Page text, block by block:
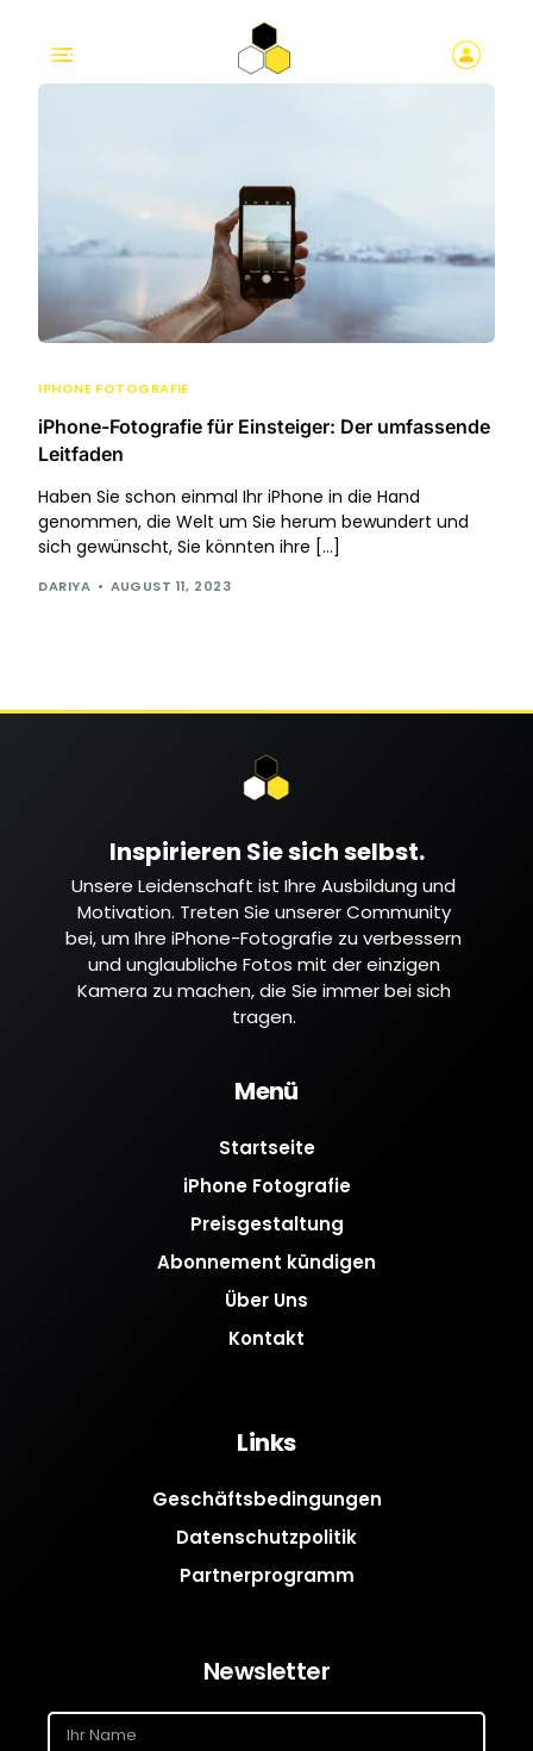
IPHONE FOTOGRAFIE
iPhone-Fotografie für Einsteiger: Der umfassende
Leitfaden
Haben Sie schon einmal Ihr iPhone in die Hand
genommen, die Welt um Sie herum bewundert und
sich gewünscht, Sie könnten ihre […]
DARIYA AUGUST 11, 2023
Inspirieren Sie sich selbst.
Unsere Leidenschaft ist Ihre Ausbildung und
Motivation. Treten Sie unserer Community
bei, um Ihre iPhone-Fotografie zu verbessern
und unglaubliche Fotos mit der einzigen
Kamera zu machen, die Sie immer bei sich
tragen.
Menü
Startseite
iPhone Fotografie
Preisgestaltung
Abonnement kündigen
Über Uns
Kontakt
Links
Geschäftsbedingungen
Datenschutzpolitik
Partnerprogramm
Newsletter